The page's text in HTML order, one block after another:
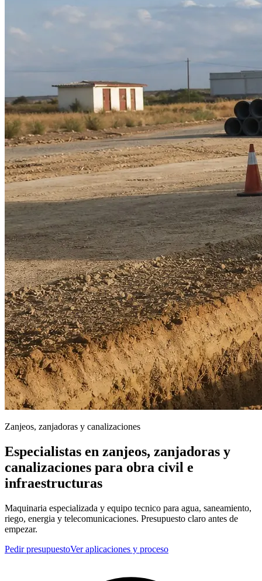
Zanjeos, zanjadoras y canalizaciones
Especialistas en zanjeos, zanjadoras y
canalizaciones para obra civil e
infraestructuras
Maquinaria especializada y equipo tecnico para agua, saneamiento,
riego, energia y telecomunicaciones. Presupuesto claro antes de
empezar.
Pedir presupuestoVer aplicaciones y proceso